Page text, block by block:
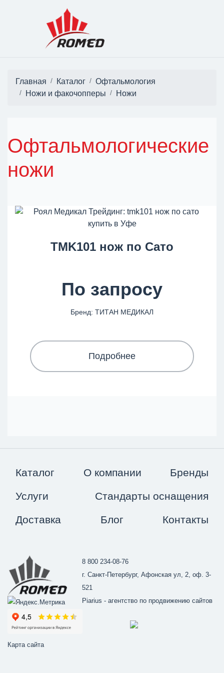
Главная Каталог
Офтальмология
Ножи и факочопперы
Ножи
Офтальмологические
ножи
TMK101 нож по Сато
По запросу
Бренд: ТИТАН МЕДИКАЛ
Подробнее
Каталог О компании Бренды
Услуги Стандарты оснащения
Доставка Блог Контакты
Карта сайта
8 800 234-08-76
г. Санкт-Петербург, Афонская ул, 2, оф. 3-
521
Piarius - агентство по продвижению сайтов